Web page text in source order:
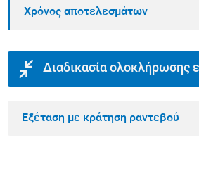
Χρόνος αποτελεσμάτων
Διαδικασία ολοκλήρωσης
Εξέταση με κράτηση ραντεβού